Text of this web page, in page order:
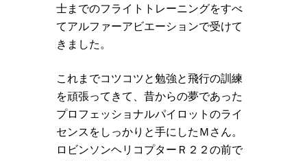
士までのフライトトレーニングをすべ
てアルファーアビエーションで受けて
きました。
これまでコツコツと勉強と飛行の訓練
を頑張ってきて、昔からの夢であった
プロフェッショナルパイロットのライ
センスをしっかりと手にしたＭさん。
ロビンソンヘリコプターＲ２２の前で